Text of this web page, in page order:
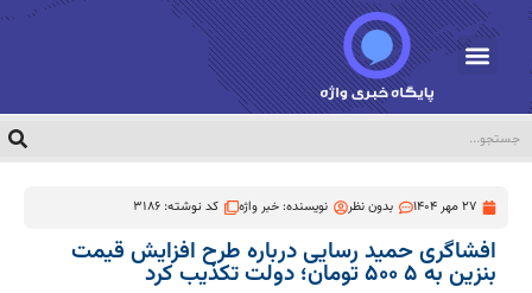
27 مهر 1404 بدون نظر نویسنده:خبر واژه کد نوشته: 3186
افشاگری حمید رسایی درباره طرح افزایش قیمت
بنزین به ۵ ۵۰۰ تومان؛ دولت تکذیب کرد